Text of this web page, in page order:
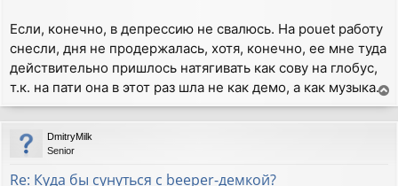
Если, конечно, в депрессию не свалюсь. На pouet работу
снесли, дня не продержалась, хотя, конечно, ее мне туда
действительно пришлось натягивать как сову на глобус,
т.к. на пати она в этот раз шла не как демо, а как музыка.
o
p
DmitryMilk
Senior
Re: Куда бы сунуться с beeper-демкой?